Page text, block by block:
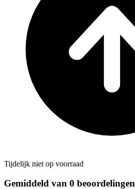
Tijdelijk niet op voorraad
Gemiddeld van 0 beoordelingen